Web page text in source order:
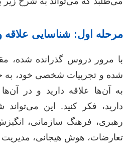
مرحله اول: شناسایی علاقه
با مرور دروس گذرانده شده،
شده و تجربیات شخصی خود، به
به آن‌ها علاقه دارید و در
دارید، فکر کنید. این
رهبری، فرهنگ سازمانی،
تعارضات، هوش هیجانی، مدیریت